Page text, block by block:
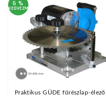
6 %
KEDVEZMÉNY
Praktikus GÜDE fűrészlap-élező,